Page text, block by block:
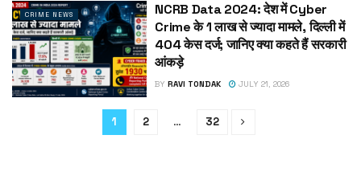
CRIME NEWS
NCRB Data 2024: देश में Cyber
Crime के 1 लाख से ज्यादा मामले, दिल्ली में
404 केस दर्ज; जानिए क्या कहते हैं सरकारी
आंकड़े
BY RAVI TONDAK JULY 21, 2026
1 2 … 32